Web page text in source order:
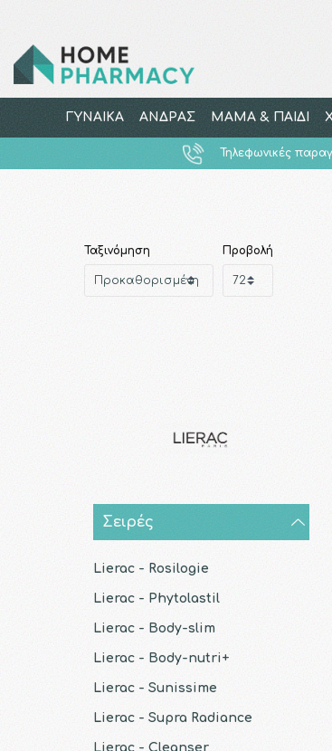
ΓΥΝΑΙΚΑ ΑΝΔΡΑΣ ΜΑΜΑ & ΠΑΙΔΙ
Τηλεφωνικές
Ταξινόμηση Προβολή
Σειρές
Lierac - Rosilogie
Lierac - Phytolastil
Lierac - Body-slim
Lierac - Body-nutri+
Lierac - Sunissime
Lierac - Supra Radiance
Lierac - Cleanser